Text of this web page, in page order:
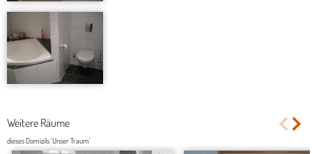
Weitere Räume
dieses Domizils 'Unser Traum'